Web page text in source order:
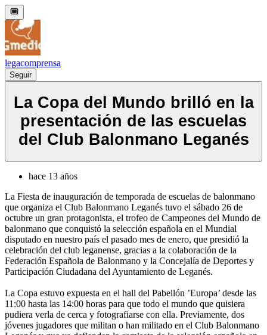
legacomprensa
Seguir
La Copa del Mundo brilló en la
presentación de las escuelas
del Club Balonmano Leganés
hace 13 años
La Fiesta de inauguración de temporada de escuelas de balonmano
que organiza el Club Balonmano Leganés tuvo el sábado 26 de
octubre un gran protagonista, el trofeo de Campeones del Mundo de
balonmano que conquistó la selección española en el Mundial
disputado en nuestro país el pasado mes de enero, que presidió la
celebración del club leganense, gracias a la colaboración de la
Federación Española de Balonmano y la Concejalía de Deportes y
Participación Ciudadana del Ayuntamiento de Leganés.
La Copa estuvo expuesta en el hall del Pabellón ’Europa’ desde las
11:00 hasta las 14:00 horas para que todo el mundo que quisiera
pudiera verla de cerca y fotografiarse con ella. Previamente, dos
jóvenes jugadores que militan o han militado en el Club Balonmano